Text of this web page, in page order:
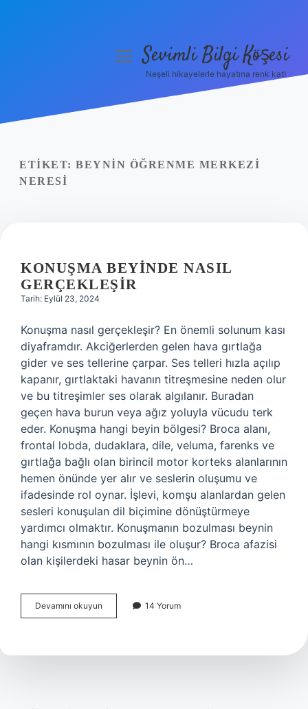
Yasal Uyarı
menüyüSevimli Bilgi Köşesi
Neşeli hikayelerle hayatına renk kat!
ETIKET: BEYNIN ÖĞRENME MERKEZI
NERESI
KONUŞMA BEYINDE NASIL
GERÇEKLEŞIR
Tarih: Eylül 23, 2024
Konuşma nasıl gerçekleşir? En önemli solunum kası
diyaframdır. Akciğerlerden gelen hava gırtlağa
gider ve ses tellerine çarpar. Ses telleri hızla açılıp
kapanır, gırtlaktaki havanın titreşmesine neden olur
ve bu titreşimler ses olarak algılanır. Buradan
geçen hava burun veya ağız yoluyla vücudu terk
eder. Konuşma hangi beyin bölgesi? Broca alanı,
frontal lobda, dudaklara, dile, veluma, farenks ve
gırtlağa bağlı olan birincil motor korteks alanlarının
hemen önünde yer alır ve seslerin oluşumu ve
ifadesinde rol oynar. İşlevi, komşu alanlardan gelen
sesleri konuşulan dil biçimine dönüştürmeye
yardımcı olmaktır. Konuşmanın bozulması beynin
hangi kısmının bozulması ile oluşur? Broca afazisi
olan kişilerdeki hasar beynin ön…
Devamını okuyun Konuşma
Beyinde
14 Yorum